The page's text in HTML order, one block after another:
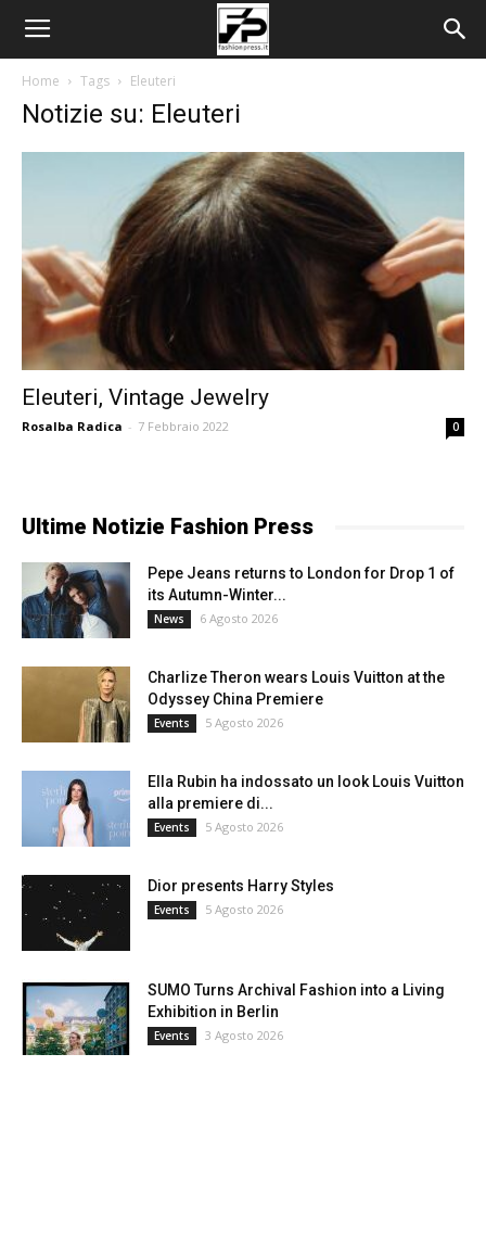
Home Tags Eleuteri
Notizie su: Eleuteri
Eleuteri, Vintage Jewelry
Rosalba Radica - 7 Febbraio 2022 0
Ultime Notizie Fashion Press
Pepe Jeans returns to London for Drop 1 of
its Autumn-Winter...
News 6 Agosto 2026
Charlize Theron wears Louis Vuitton at the
Odyssey China Premiere
Events 5 Agosto 2026
Ella Rubin ha indossato un look Louis Vuitton
alla premiere di...
Events 5 Agosto 2026
Dior presents Harry Styles
Events 5 Agosto 2026
SUMO Turns Archival Fashion into a Living
Exhibition in Berlin
Events 3 Agosto 2026